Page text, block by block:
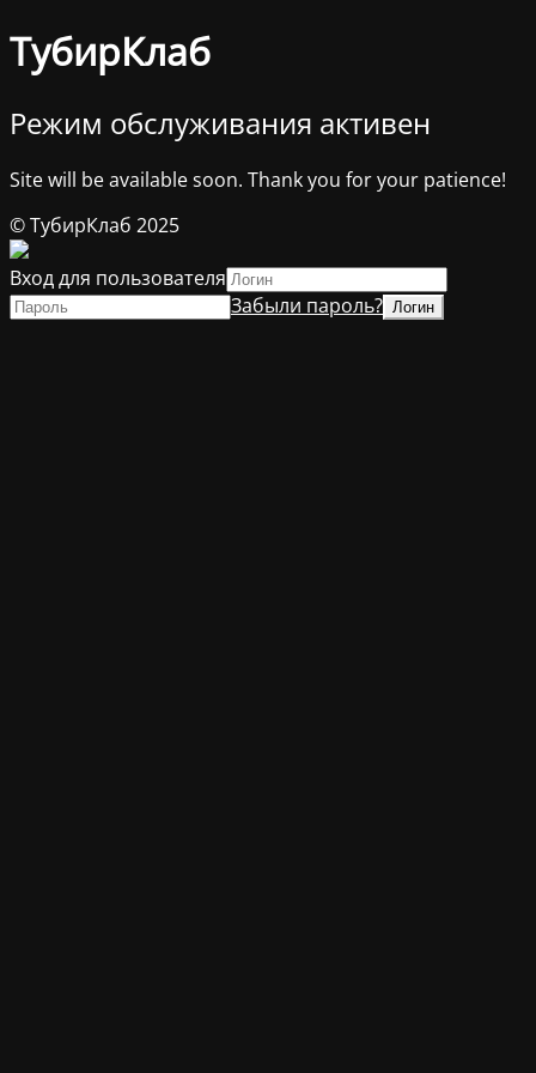
ТубирКлаб
Режим обслуживания активен
Site will be available soon. Thank you for your patience!
© ТубирКлаб 2025
Вход для пользователя
Забыли пароль?